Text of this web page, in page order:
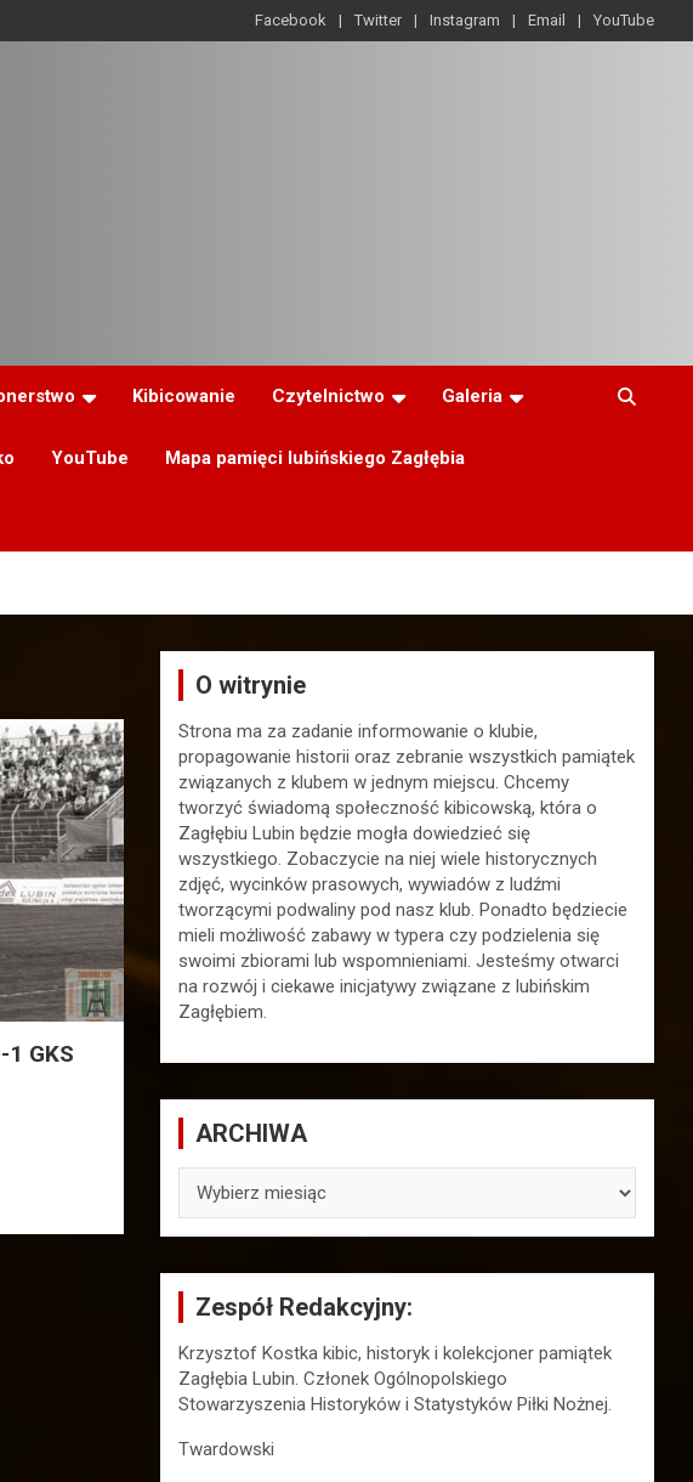
Facebook Twitter Instagram Email YouTube
Kibicowanie Czytelnictwo Galeria
YouTube Mapa pamięci lubińskiego Zagłębia
GKS
O witrynie
Strona ma za zadanie informowanie o klubie,
propagowanie historii oraz zebranie wszystkich pamiątek
związanych z klubem w jednym miejscu. Chcemy
tworzyć świadomą społeczność kibicowską, która o
Zagłębiu Lubin będzie mogła dowiedzieć się
wszystkiego. Zobaczycie na niej wiele historycznych
zdjęć, wycinków prasowych, wywiadów z ludźmi
tworzącymi podwaliny pod nasz klub. Ponadto będziecie
mieli możliwość zabawy w typera czy podzielenia się
swoimi zbiorami lub wspomnieniami. Jesteśmy otwarci
na rozwój i ciekawe inicjatywy związane z lubińskim
Zagłębiem.
ARCHIWA
Zespół Redakcyjny:
Krzysztof Kostka kibic, historyk i kolekcjoner pamiątek
Zagłębia Lubin. Członek Ogólnopolskiego
Stowarzyszenia Historyków i Statystyków Piłki Nożnej.
Twardowski